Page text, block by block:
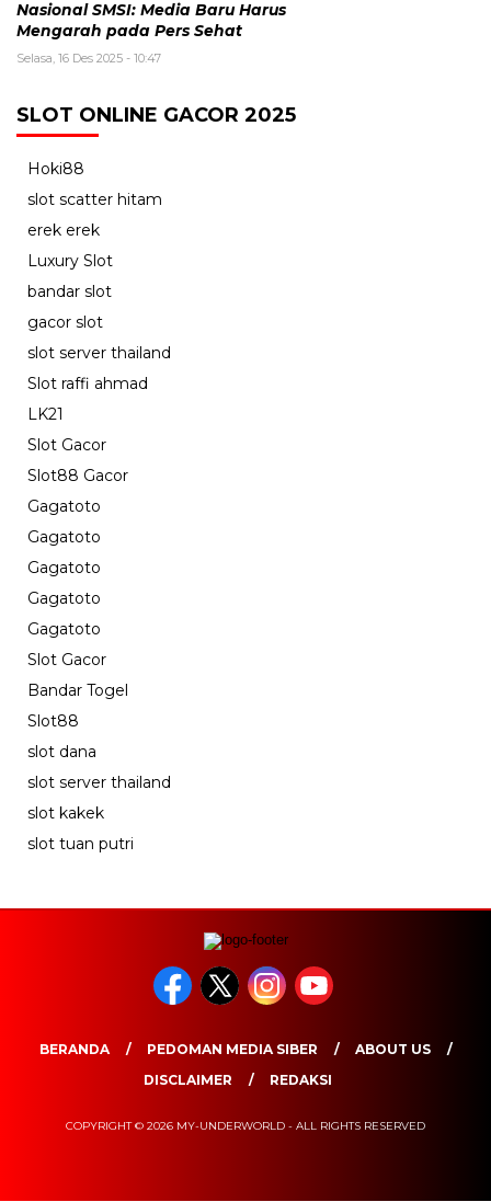
Nasional SMSI: Media Baru Harus
Mengarah pada Pers Sehat
Selasa, 16 Des 2025 - 10:47
SLOT ONLINE GACOR 2025
Hoki88
slot scatter hitam
erek erek
Luxury Slot
bandar slot
gacor slot
slot server thailand
Slot raffi ahmad
LK21
Slot Gacor
Slot88 Gacor
Gagatoto
Gagatoto
Gagatoto
Gagatoto
Gagatoto
Slot Gacor
Bandar Togel
Slot88
slot dana
slot server thailand
slot kakek
slot tuan putri
BERANDA PEDOMAN MEDIA SIBER
ABOUT US
DISCLAIMER
REDAKSI
COPYRIGHT © 2026 MY-UNDERWORLD - ALL RIGHTS RESERVED